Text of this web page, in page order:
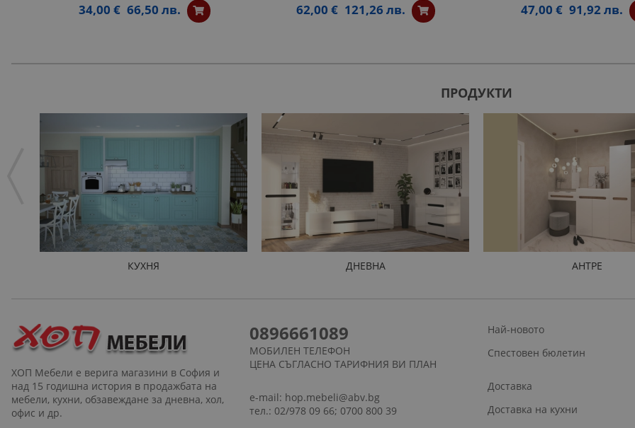
34,00 € 66,50 лв. 62,00 € 121,26 лв. 47,00 € 91,92 лв.
ПРОДУКТИ
КУХНЯ ДНЕВНА АНТРЕ
ХОП Мебели е верига магазини в София и
над 15 годишна история в продажбата на
мебели, кухни, обзавеждане за дневна, хол,
офис и др.
0896661089
МОБИЛЕН ТЕЛЕФОН
ЦЕНА СЪГЛАСНО ТАРИФНИЯ ВИ ПЛАН
e-mail: hop.mebeli@abv.bg
тел.: 02/978 09 66; 0700 800 39
Най-новото
Спестовен бюлетин
Доставка
Доставка на кухни